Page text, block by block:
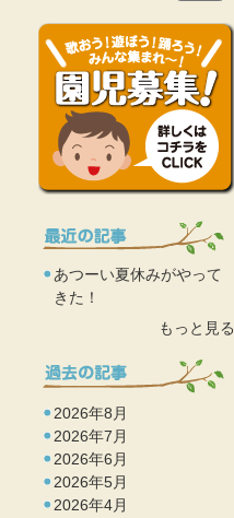
あつーい夏休みがやって
きた！
もっと見る
2026年8月
2026年7月
2026年6月
2026年5月
2026年4月